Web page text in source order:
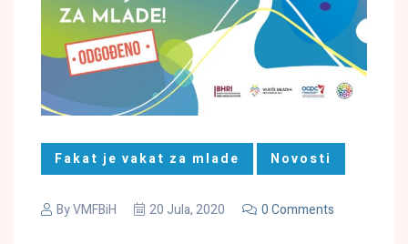
Fakat je vakat za mlade Novosti
ByVMFBiH 20 Jula, 2020 0 Comments